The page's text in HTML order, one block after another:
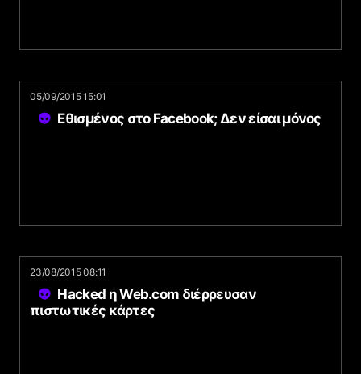
05/09/2015 15:01
Εθισμένος στο Facebook; Δεν είσαι μόνος
23/08/2015 08:11
Hacked η Web.com διέρρευσαν
πιστωτικές κάρτες